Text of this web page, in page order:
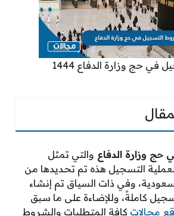
حج وزارة الدفاع 1444
وزارة الدفاع والتي تمثل
التسجيل هذه تم تحديدها من
وفي ذات السياق تم إنشاء
كاملةً، وللإضاءة على ما سبق
مجالات كافة المتطلبات والشروط